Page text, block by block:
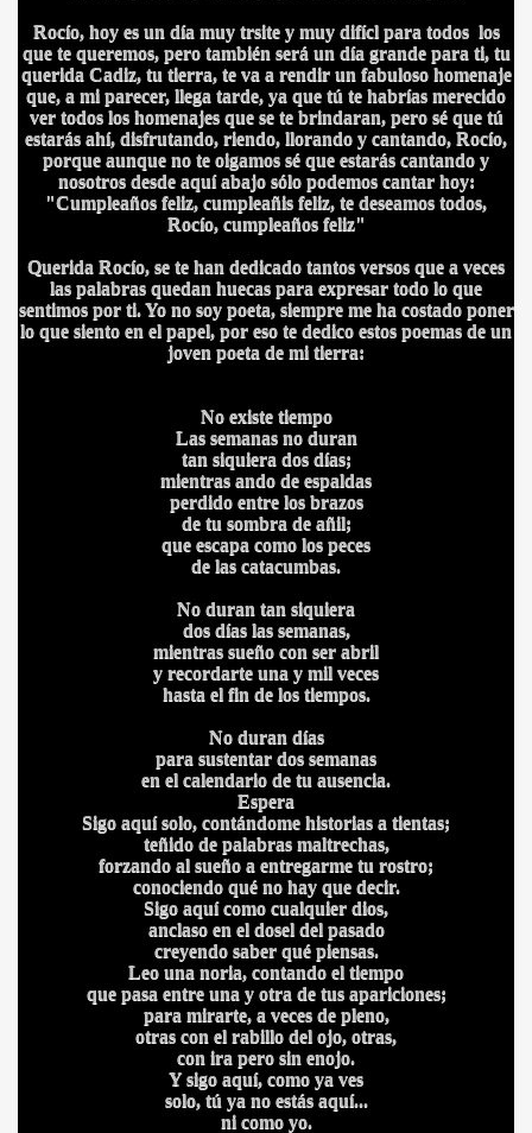
Rocío, hoy es un día muy trsite y muy difícl para todos los
que te queremos, pero también será un día grande para ti, tu
querida Cadiz, tu tierra, te va a rendir un fabuloso homenaje
que, a mi parecer, llega tarde, ya que tú te habrías merecido
ver todos los homenajes que se te brindaran, pero sé que tú
estarás ahí, disfrutando, riendo, llorando y cantando, Rocío,
porque aunque no te oigamos sé que estarás cantando y
nosotros desde aquí abajo sólo podemos cantar hoy:
"Cumpleaños feliz, cumpleañis feliz, te deseamos todos,
Rocío, cumpleaños feliz"
Querida Rocío, se te han dedicado tantos versos que a veces
las palabras quedan huecas para expresar todo lo que
sentimos por ti. Yo no soy poeta, siempre me ha costado poner
lo que siento en el papel, por eso te dedico estos poemas de un
joven poeta de mi tierra:
No existe tiempo
Las semanas no duran
tan siquiera dos días;
mientras ando de espaldas
perdido entre los brazos
de tu sombra de añil;
que escapa como los peces
de las catacumbas.
No duran tan siquiera
dos días las semanas,
mientras sueño con ser abril
y recordarte una y mil veces
hasta el fin de los tiempos.
No duran días
para sustentar dos semanas
en el calendario de tu ausencia.
Espera
Sigo aquí solo, contándome historias a tientas;
teñido de palabras maltrechas,
forzando al sueño a entregarme tu rostro;
conociendo qué no hay que decir.
Sigo aquí como cualquier dios,
anclaso en el dosel del pasado
creyendo saber qué piensas.
Leo una noria, contando el tiempo
que pasa entre una y otra de tus apariciones;
para mirarte, a veces de pleno,
otras con el rabillo del ojo, otras,
con ira pero sin enojo.
Y sigo aquí, como ya ves
solo, tú ya no estás aquí...
ni como yo.